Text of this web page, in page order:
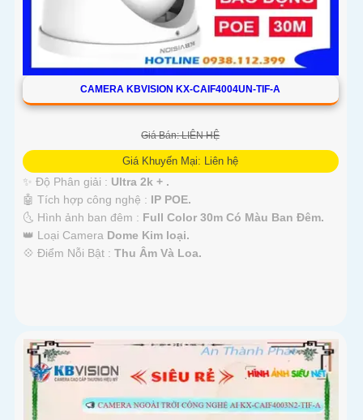
CAMERA KBVISION KX-CAIF4004UN-TIF-A
Giá Bán: LIÊN HỆ
Giá Khuyến Mại: Liên hệ
✨ Độ Phân giải : Ultra 2k + .
🤖️ Tích hợp công nghệ : IP POE.
🌜 Hình ảnh ban đêm : Full Color 30m Có Màu Ban Ðêm.
👑 Loại Camera Dome Kim loại.
️💠 Điểm Nỗi Bật : Thu Âm Và Loa.